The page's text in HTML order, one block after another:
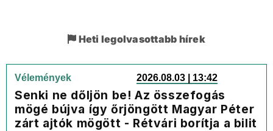
Heti legolvasottabb hírek
Vélemények 2026.08.03 | 13:42
Senki ne dőljön be! Az összefogás
mögé bújva így őrjöngött Magyar Péter
zárt ajtók mögött - Rétvári borítja a bilit